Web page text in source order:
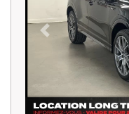
Previous